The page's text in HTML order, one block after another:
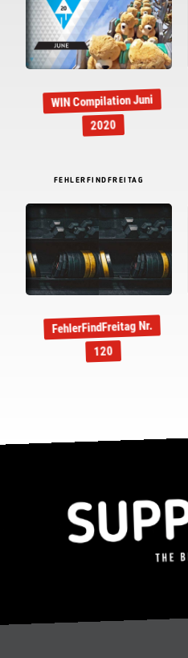
WIN Compilation Juni
2020
FEHLERFINDFREITAG
FehlerFindFreitag Nr.
120